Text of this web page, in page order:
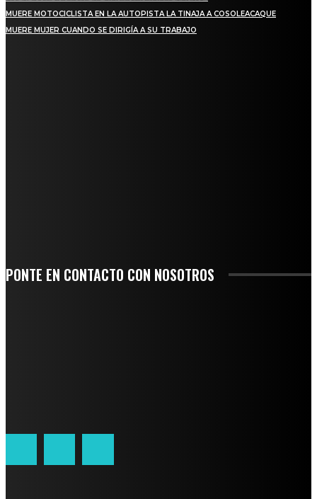
MUERE MOTOCICLISTA EN LA AUTOPISTA LA TINAJA A COSOLEACAQUE
MUERE MUJER CUANDO SE DIRIGÍA A SU TRABAJO
PONTE EN CONTACTO CON NOSOTROS